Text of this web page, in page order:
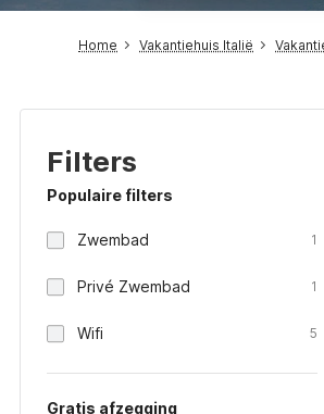
Home Vakantiehuis Italië
Filters
Populaire filters
Zwembad 1
Privé Zwembad 1
Wifi 5
Gratis afzegging